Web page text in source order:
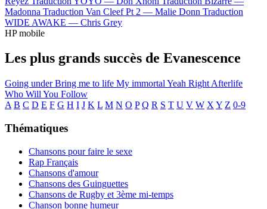
Madonna Traduction Van Cleef Pt 2 — Malie Donn Traduction
WIDE AWAKE — Chris Grey
HP mobile
Les plus grands succès de Evanescence
Going underBring me to life My immortal Yeah Right Afterlife
Who Will You Follow
A B C D E F G H I J K L M N O P Q R S T U V W X Y Z 0-9
Thématiques
Chansons pour faire le sexe
Rap Français
Chansons d'amour
Chansons des Guinguettes
Chansons de Rugby et 3ème mi-temps
Chanson bonne humeur